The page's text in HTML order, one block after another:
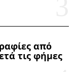
από
τις φήμες